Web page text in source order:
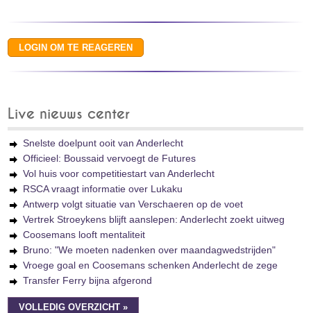
Live nieuws center
Snelste doelpunt ooit van Anderlecht
Officieel: Boussaid vervoegt de Futures
Vol huis voor competitiestart van Anderlecht
RSCA vraagt informatie over Lukaku
Antwerp volgt situatie van Verschaeren op de voet
Vertrek Stroeykens blijft aanslepen: Anderlecht zoekt uitweg
Coosemans looft mentaliteit
Bruno: "We moeten nadenken over maandagwedstrijden"
Vroege goal en Coosemans schenken Anderlecht de zege
Transfer Ferry bijna afgerond
VOLLEDIG OVERZICHT »